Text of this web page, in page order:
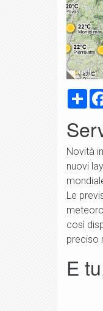
Novità
nuovi
Le
così
preciso
E